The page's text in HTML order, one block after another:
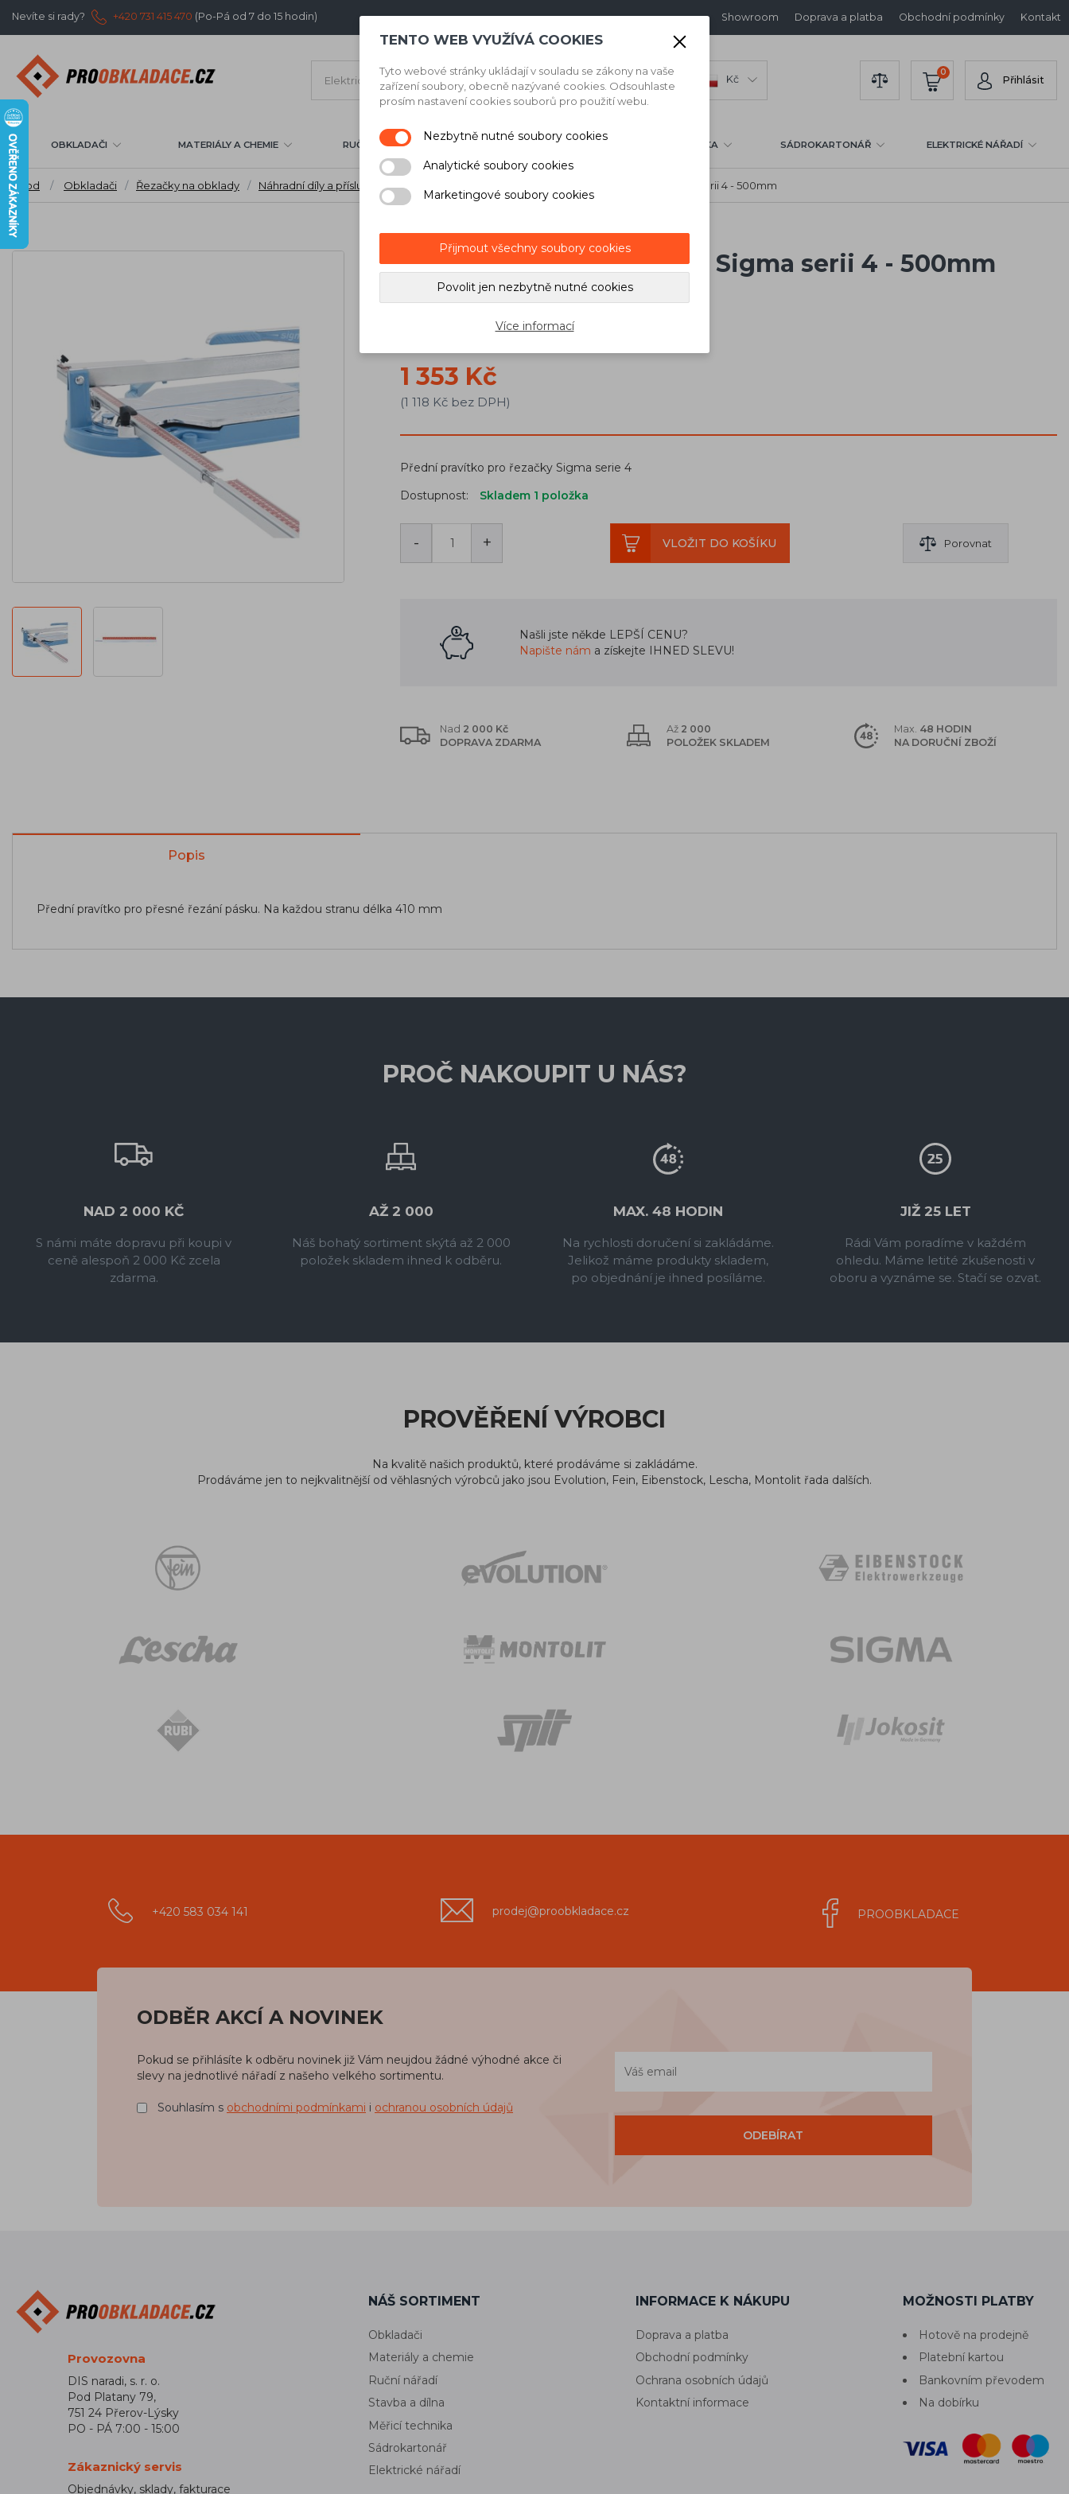
Nevíte si rady? +420 731 415 470 (Po-Pá od 7 do 15 hodin) Showroom Doprava a platba Obchodní podmínky Kontakt
Kč
0
Přihlásit
OBKLADAČI MATERIÁLY A CHEMIE RUČNÍ NÁŘADÍ STAVBA A DÍLNA MĚŘICÍ TECHNIKA SÁDROKARTONÁŘ ELEKTRICKÉ NÁŘADÍ
Úvod / Obkladači / Řezačky na obklady / Náhradní díly a příslušenství Prodloužení pravítka pro Sigma serii 4 - 500mm
Prodloužení pravítka pro Sigma serii 4 - 500mm
Kód skladu: SIG-17A
Záruka spotřebitel/firma: 24 měsíců/24 měsíců
1 353 Kč
(1 118 Kč bez DPH)
Přední pravítko pro řezačky Sigma serie 4
Dostupnost:
Skladem 1 položka
- + VLOŽIT DO KOŠÍKU Porovnat
Našli jste někde LEPŠÍ CENU?
Napište nám a získejte IHNED SLEVU!
Nad 2 000 Kč
DOPRAVA ZDARMA
Až 2 000
POLOŽEK SKLADEM
Max. 48 HODIN
NA DORUČNÍ ZBOŽÍ
Popis
Přední pravítko pro přesné řezání pásku. Na každou stranu délka 410 mm
PROČ NAKOUPIT U NÁS?
NAD 2 000 KČ
S námi máte dopravu při koupi v
ceně alespoň 2 000 Kč zcela
zdarma.
AŽ 2 000
Náš bohatý sortiment skýtá až 2 000
položek skladem ihned k odběru.
MAX. 48 HODIN
Na rychlosti doručení si zakládáme.
Jelikož máme produkty skladem,
po objednání je ihned posíláme.
JIŽ 25 LET
Rádi Vám poradíme v každém
ohledu. Máme letité zkušenosti v
oboru a vyznáme se. Stačí se ozvat.
PROVĚŘENÍ VÝROBCI
Na kvalitě našich produktů, které prodáváme si zakládáme.
Prodáváme jen to nejkvalitnější od věhlasných výrobců jako jsou Evolution, Fein, Eibenstock, Lescha, Montolit řada dalších.
+420 583 034 141 prodej@proobkladace.cz PROOBKLADACE
ODBĚR AKCÍ A NOVINEK
Pokud se přihlásíte k odběru novinek již Vám neujdou žádné výhodné akce či
slevy na jednotlivé nářadí z našeho velkého sortimentu.
Souhlasím s obchodními podmínkami i ochranou osobních údajů
ODEBÍRAT
Provozovna
DIS naradi, s. r. o.
Pod Platany 79,
751 24 Přerov-Lýsky
PO - PÁ 7:00 - 15:00
Zákaznický servis
Objednávky, sklady, fakturace
NÁŠ SORTIMENT
Obkladači
Materiály a chemie
Ruční nářadí
Stavba a dílna
Měřicí technika
Sádrokartonář
Elektrické nářadí
INFORMACE K NÁKUPU
Doprava a platba
Obchodní podmínky
Ochrana osobních údajů
Kontaktní informace
MOŽNOSTI PLATBY
Hotově na prodejně
Platební kartou
Bankovním převodem
Na dobírku
TENTO WEB VYUŽÍVÁ COOKIES
Tyto webové stránky ukládají v souladu se zákony na vaše
zařízení soubory, obecně nazývané cookies. Odsouhlaste
prosím nastavení cookies souborů pro použití webu.
Nezbytně nutné soubory cookies
Analytické soubory cookies
Marketingové soubory cookies
Přijmout všechny soubory cookies
Povolit jen nezbytně nutné cookies
Více informací